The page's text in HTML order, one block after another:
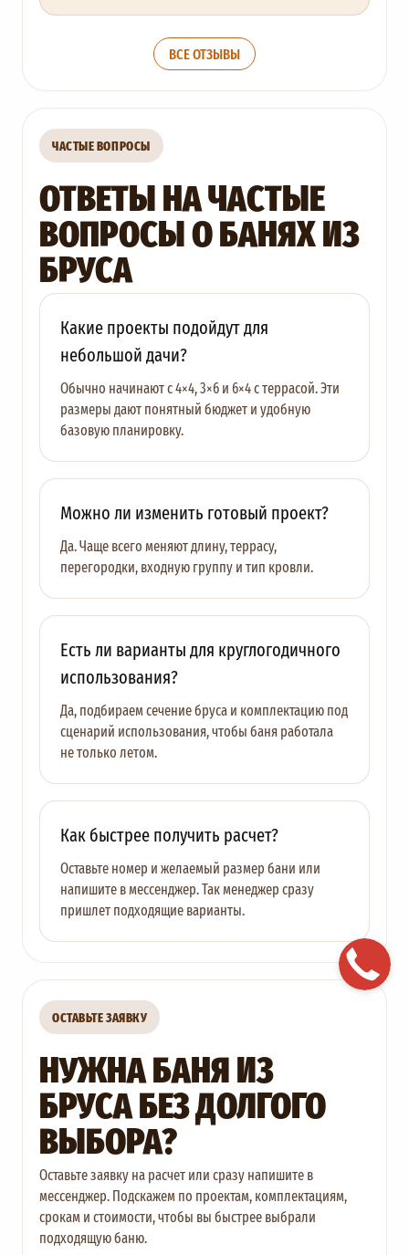
ВСЕ ОТЗЫВЫ
ЧАСТЫЕ ВОПРОСЫ
ОТВЕТЫ НА ЧАСТЫЕ
ВОПРОСЫ О БАНЯХ ИЗ
БРУСА
Какие проекты подойдут для
небольшой дачи?
Обычно начинают с 4×4, 3×6 и 6×4 с террасой. Эти
размеры дают понятный бюджет и удобную
базовую планировку.
Можно ли изменить готовый проект?
Да. Чаще всего меняют длину, террасу,
перегородки, входную группу и тип кровли.
Есть ли варианты для круглогодичного
использования?
Да, подбираем сечение бруса и комплектацию под
сценарий использования, чтобы баня работала
не только летом.
Как быстрее получить расчет?
Оставьте номер и желаемый размер бани или
напишите в мессенджер. Так менеджер сразу
пришлет подходящие варианты.
ОСТАВЬТЕ ЗАЯВКУ
НУЖНА БАНЯ ИЗ
БРУСА БЕЗ ДОЛГОГО
ВЫБОРА?
Оставьте заявку на расчет или сразу напишите в
мессенджер. Подскажем по проектам, комплектациям,
срокам и стоимости, чтобы вы быстрее выбрали
подходящую баню.